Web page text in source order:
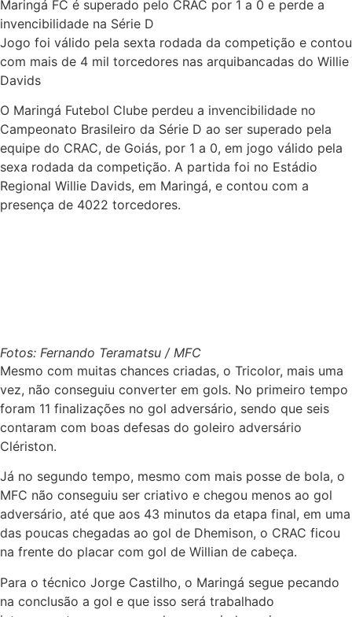
Maringá FC é superado pelo CRAC por 1 a 0 e perde a
invencibilidade na Série D
Jogo foi válido pela sexta rodada da competição e contou
com mais de 4 mil torcedores nas arquibancadas do Willie
Davids
O Maringá Futebol Clube perdeu a invencibilidade no
Campeonato Brasileiro da Série D ao ser superado pela
equipe do CRAC, de Goiás, por 1 a 0, em jogo válido pela
sexa rodada da competição. A partida foi no Estádio
Regional Willie Davids, em Maringá, e contou com a
presença de 4022 torcedores.
Fotos: Fernando Teramatsu / MFC
Mesmo com muitas chances criadas, o Tricolor, mais uma
vez, não conseguiu converter em gols. No primeiro tempo
foram 11 finalizações no gol adversário, sendo que seis
contaram com boas defesas do goleiro adversário
Clériston.
Já no segundo tempo, mesmo com mais posse de bola, o
MFC não conseguiu ser criativo e chegou menos ao gol
adversário, até que aos 43 minutos da etapa final, em uma
das poucas chegadas ao gol de Dhemison, o CRAC ficou
na frente do placar com gol de Willian de cabeça.
Para o técnico Jorge Castilho, o Maringá segue pecando
na conclusão a gol e que isso será trabalhado